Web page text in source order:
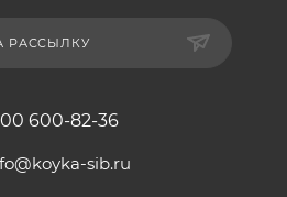
РАССЫЛКУ
600-82-36
sib.ru